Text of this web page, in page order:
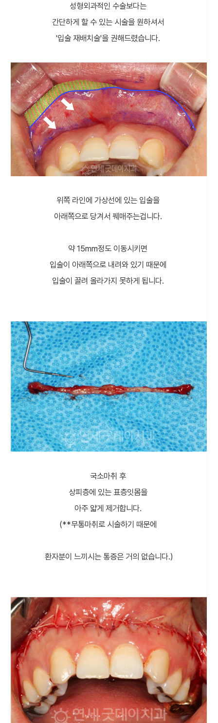
성형외과적인 수술보다는
간단하게 할 수 있는 시술을 원하셔서
'입술 재배치술'을 권해드렸습니다.
위쪽 라인에 가상선에 있는 입술을
아래쪽으로 당겨서 꿰매주는겁니다.
약 15mm정도 이동시키면
입술이 아래쪽으로 내려와 있기 때문에
입술이 끌려 올라가지 못하게 됩니다.
국소마취 후
상피층에 있는 표층잇몸을
아주 얇게 제거합니다.
(**무통마취로 시술하기 때문에
환자분이 느끼시는 통증은 거의 없습니다.)